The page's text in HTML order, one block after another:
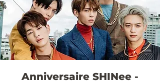
Anniversaire SHINee -